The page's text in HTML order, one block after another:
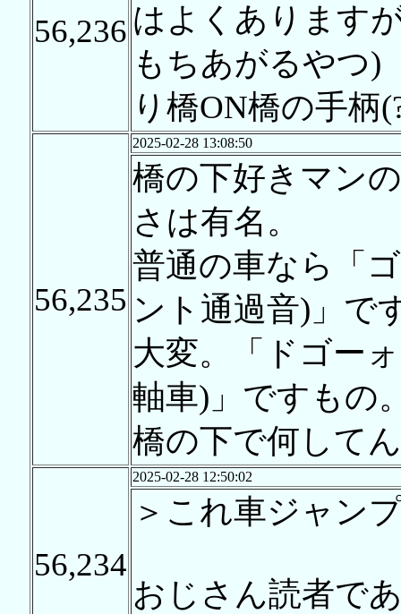
56,236 はよくあります
もちあがるやつ
り橋ON橋の手柄
56,235
2025-02-28 13:08:50
橋の下好きマン
さは有名。
普通の車なら「
ント通過音)」で
大変。「ドゴー
軸車)」ですもの
橋の下で何して
56,234
2025-02-28 12:50:02
＞これ車ジャン
おじさん読者で